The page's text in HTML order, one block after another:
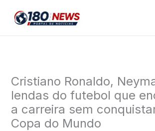
para
Cristiano Ronaldo,
lendas do futebol que
a carreira sem
Copa do Mundo